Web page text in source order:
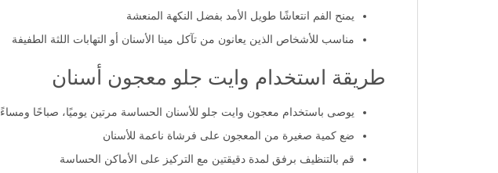
يمنح الفم انتعاشًا طويل الأمد بفضل النكهة المنعشة
مناسب للأشخاص الذين يعانون من تآكل مينا الأسنان أو التهابات اللثة الطفيفة
طريقة استخدام وايت جلو معجون أسنان
يوصى باستخدام معجون وايت جلو للأسنان الحساسة مرتين يوميًا، صباحًا ومساءً
ضع كمية صغيرة من المعجون على فرشاة ناعمة للأسنان
قم بالتنظيف برفق لمدة دقيقتين مع التركيز على الأماكن الحساسة